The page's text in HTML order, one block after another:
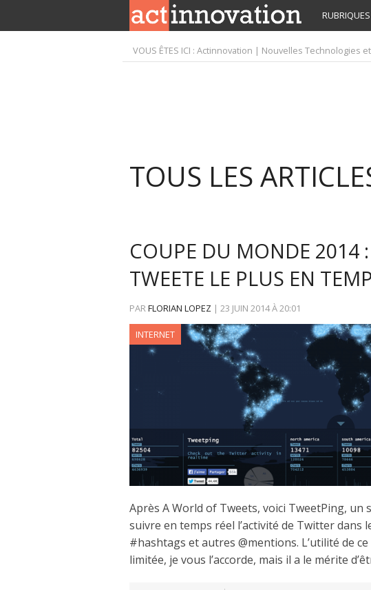
RUBRIQUES
VOUS ÊTES ICI :Actinnovation | Nouvelles Technologies
TOUS LES
COUPE DU MONDE 2014
TWEETE LE PLUS EN
PARFLORIAN LOPEZ | 23 JUIN 2014À20:01
INTERNET
Après A World of Tweets, voici TweetPing, un
suivre en temps réel l’activité de Twitter dans
#hashtags et autres @mentions. L’utilité de
limitée, je vous l’accorde, mais il a le mérite